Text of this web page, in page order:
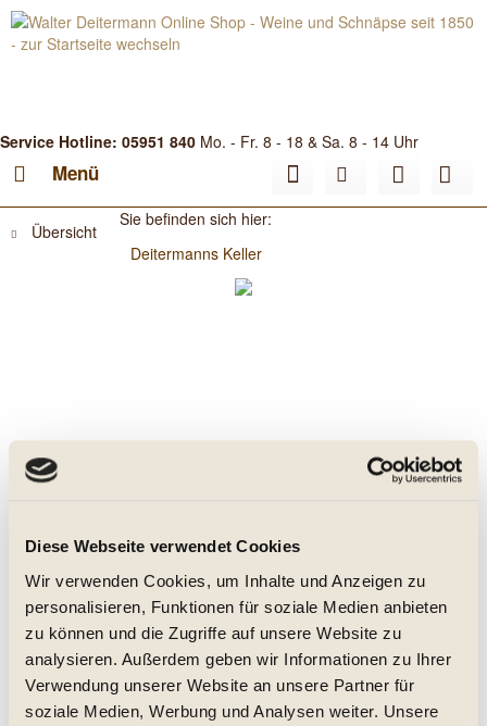
Diese Webseite verwendet Cookies
Wir verwenden Cookies, um Inhalte und Anzeigen zu
personalisieren, Funktionen für soziale Medien anbieten
zu können und die Zugriffe auf unsere Website zu
analysieren. Außerdem geben wir Informationen zu Ihrer
Verwendung unserer Website an unsere Partner für
soziale Medien, Werbung und Analysen weiter. Unsere
Service Hotline: 05951 840 Mo. - Fr. 8 - 18 & Sa. 8 - 14 Uhr
Menü
Übersicht
Sie befinden sich hier:
Deitermanns Keller
Château de Tiregand 2020 Grand
Millesieme
trocken, Jg. 2020
39,95 € *
Inhalt:0.75 Liter (53,27 € * / 1 Liter)
inkl. MwSt.zzgl. Versandkosten
Lieferzeit ca. 1-3 Tage**